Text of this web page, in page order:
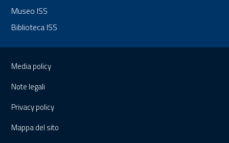
Museo ISS
Biblioteca ISS
Media policy
Note legali
Privacy policy
Mappa del sito